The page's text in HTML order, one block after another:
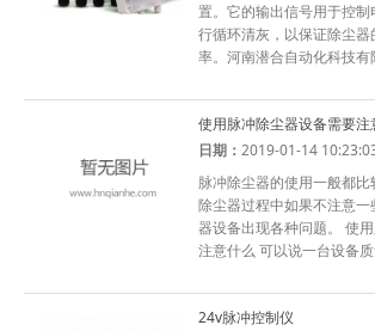
置。它的输出信号用于控
行循环清灰，以保证除尘
率。河南潜合自动化科技
使用脉冲除尘器设备需要注
日期：2019-01-14
脉冲除尘器的使用一般都
除尘器过程中如果不注意
器设备出现各种问题。 使
注意什么 可以说一台设备
24v脉冲控制仪